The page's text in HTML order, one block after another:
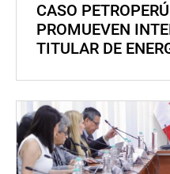
CASO
PROMUEVEN
TITULAR DE